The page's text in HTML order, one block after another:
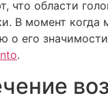
области
В момент
его
.